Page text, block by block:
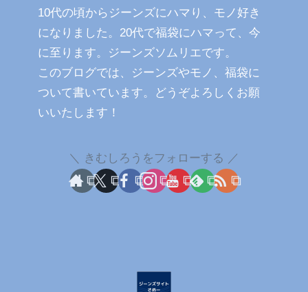
10代の頃からジーンズにハマり、モノ好き
になりました。20代で福袋にハマって、今
に至ります。ジーンズソムリエです。
このブログでは、ジーンズやモノ、福袋に
ついて書いています。どうぞよろしくお願
いいたします！
きむしろうをフォローする